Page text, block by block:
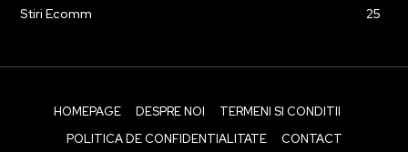
Stiri Ecomm
25
HOMEPAGE DESPRE NOI
TERMENI SI CONDITII
POLITICA DE CONFIDENTIALITATE
CONTACT